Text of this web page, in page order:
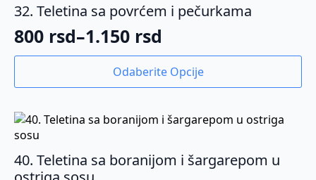
32. Teletina sa povrćem i pečurkama
800 rsd–1.150 rsd
Raspon
od
800 rsd
do
1.150 rsd
Odaberite Opcije
Ovaj
više
varijanti.
Opcije
mogu
biti
40. Teletina sa boranijom i šargarepom u